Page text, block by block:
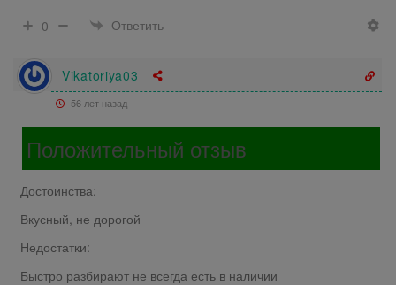
0
Ответить
Vikatoriya03
56 лет назад
Положительный отзыв
Достоинства:
Вкусный, не дорогой
Недостатки:
Быстро разбирают не всегда есть в наличии